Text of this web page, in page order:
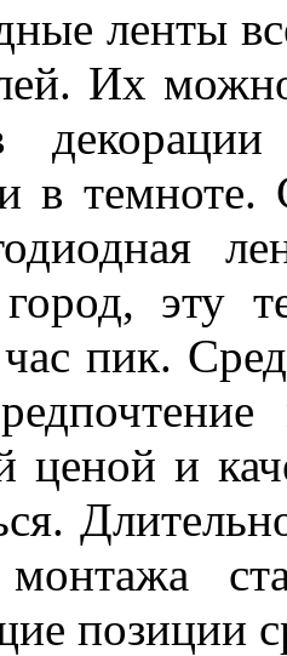
ленты
Их
в темноте.
эту
пик.
ценой и
монтажа